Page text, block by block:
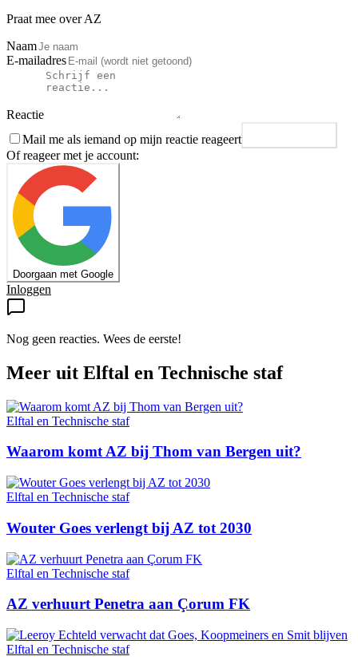
Praat mee over AZ
Naam
E-mailadres
Reactie
Mail me als iemand op mijn reactie reageert
Of reageer met je account:
Doorgaan met Google
Inloggen
Nog geen reacties. Wees de eerste!
Meer uit Elftal en Technische staf
Elftal en Technische staf
Waarom komt AZ bij Thom van Bergen uit?
Elftal en Technische staf
Wouter Goes verlengt bij AZ tot 2030
Elftal en Technische staf
AZ verhuurt Penetra aan Çorum FK
Elftal en Technische staf